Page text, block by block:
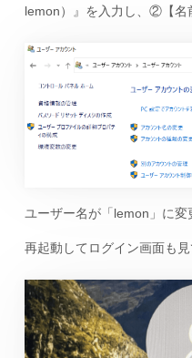
lemon）』を入力し、②【名
ユーザー名が「lemon」に変
再起動してログイン画面も見